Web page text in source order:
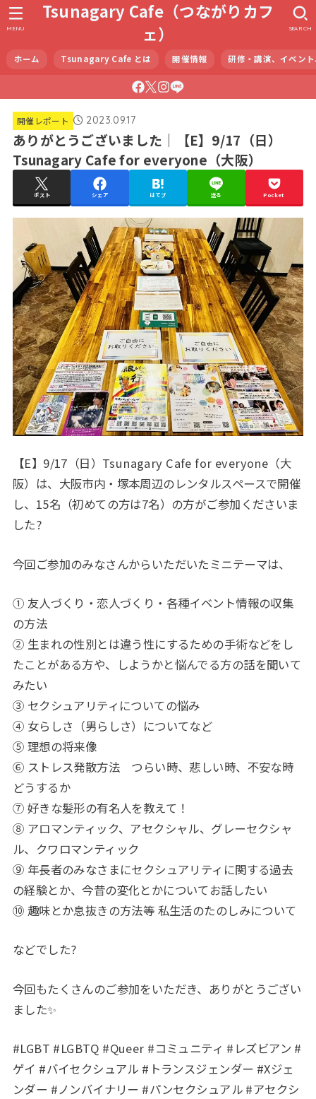
Tsunagary Cafe（つながりカフ
ェ）
ホーム Tsunagary Cafe とは 開催情報 研修・講演、イベン
SEARCH
MENU
開催レポート 2023.09.17
ありがとうございました｜【E】9/17（日）
Tsunagary Cafe for everyone（大阪）
ポスト シェア はてブ 送る Pocket
【E】9/17（日）Tsunagary Cafe for everyone（大
阪）は、大阪市内・塚本周辺のレンタルスペースで開催
し、15名（初めての方は7名）の方がご参加くださいま
した?
今回ご参加のみなさんからいただいたミニテーマは、
① 友人づくり・恋人づくり・各種イベント情報の収集
の方法
② 生まれの性別とは違う性にするための手術などをし
たことがある方や、しようかと悩んでる方の話を聞いて
みたい
③ セクシュアリティについての悩み
④ 女らしさ（男らしさ）についてなど
⑤ 理想の将来像
⑥ ストレス発散方法 つらい時、悲しい時、不安な時
どうするか
⑦ 好きな髪形の有名人を教えて！
⑧ アロマンティック、アセクシャル、グレーセクシャ
ル、クワロマンティック
⑨ 年長者のみなさまにセクシュアリティに関する過去
の経験とか、今昔の変化とかについてお話したい
⑩ 趣味とか息抜きの方法等 私生活のたのしみについて
などでした?️
今回もたくさんのご参加をいただき、ありがとうござい
ました✨
#LGBT #LGBTQ #Queer #コミュニティ #レズビアン #
ゲイ #バイセクシュアル #トランスジェンダー #Xジェ
ンダー #ノンバイナリー #パンセクシュアル #アセクシ